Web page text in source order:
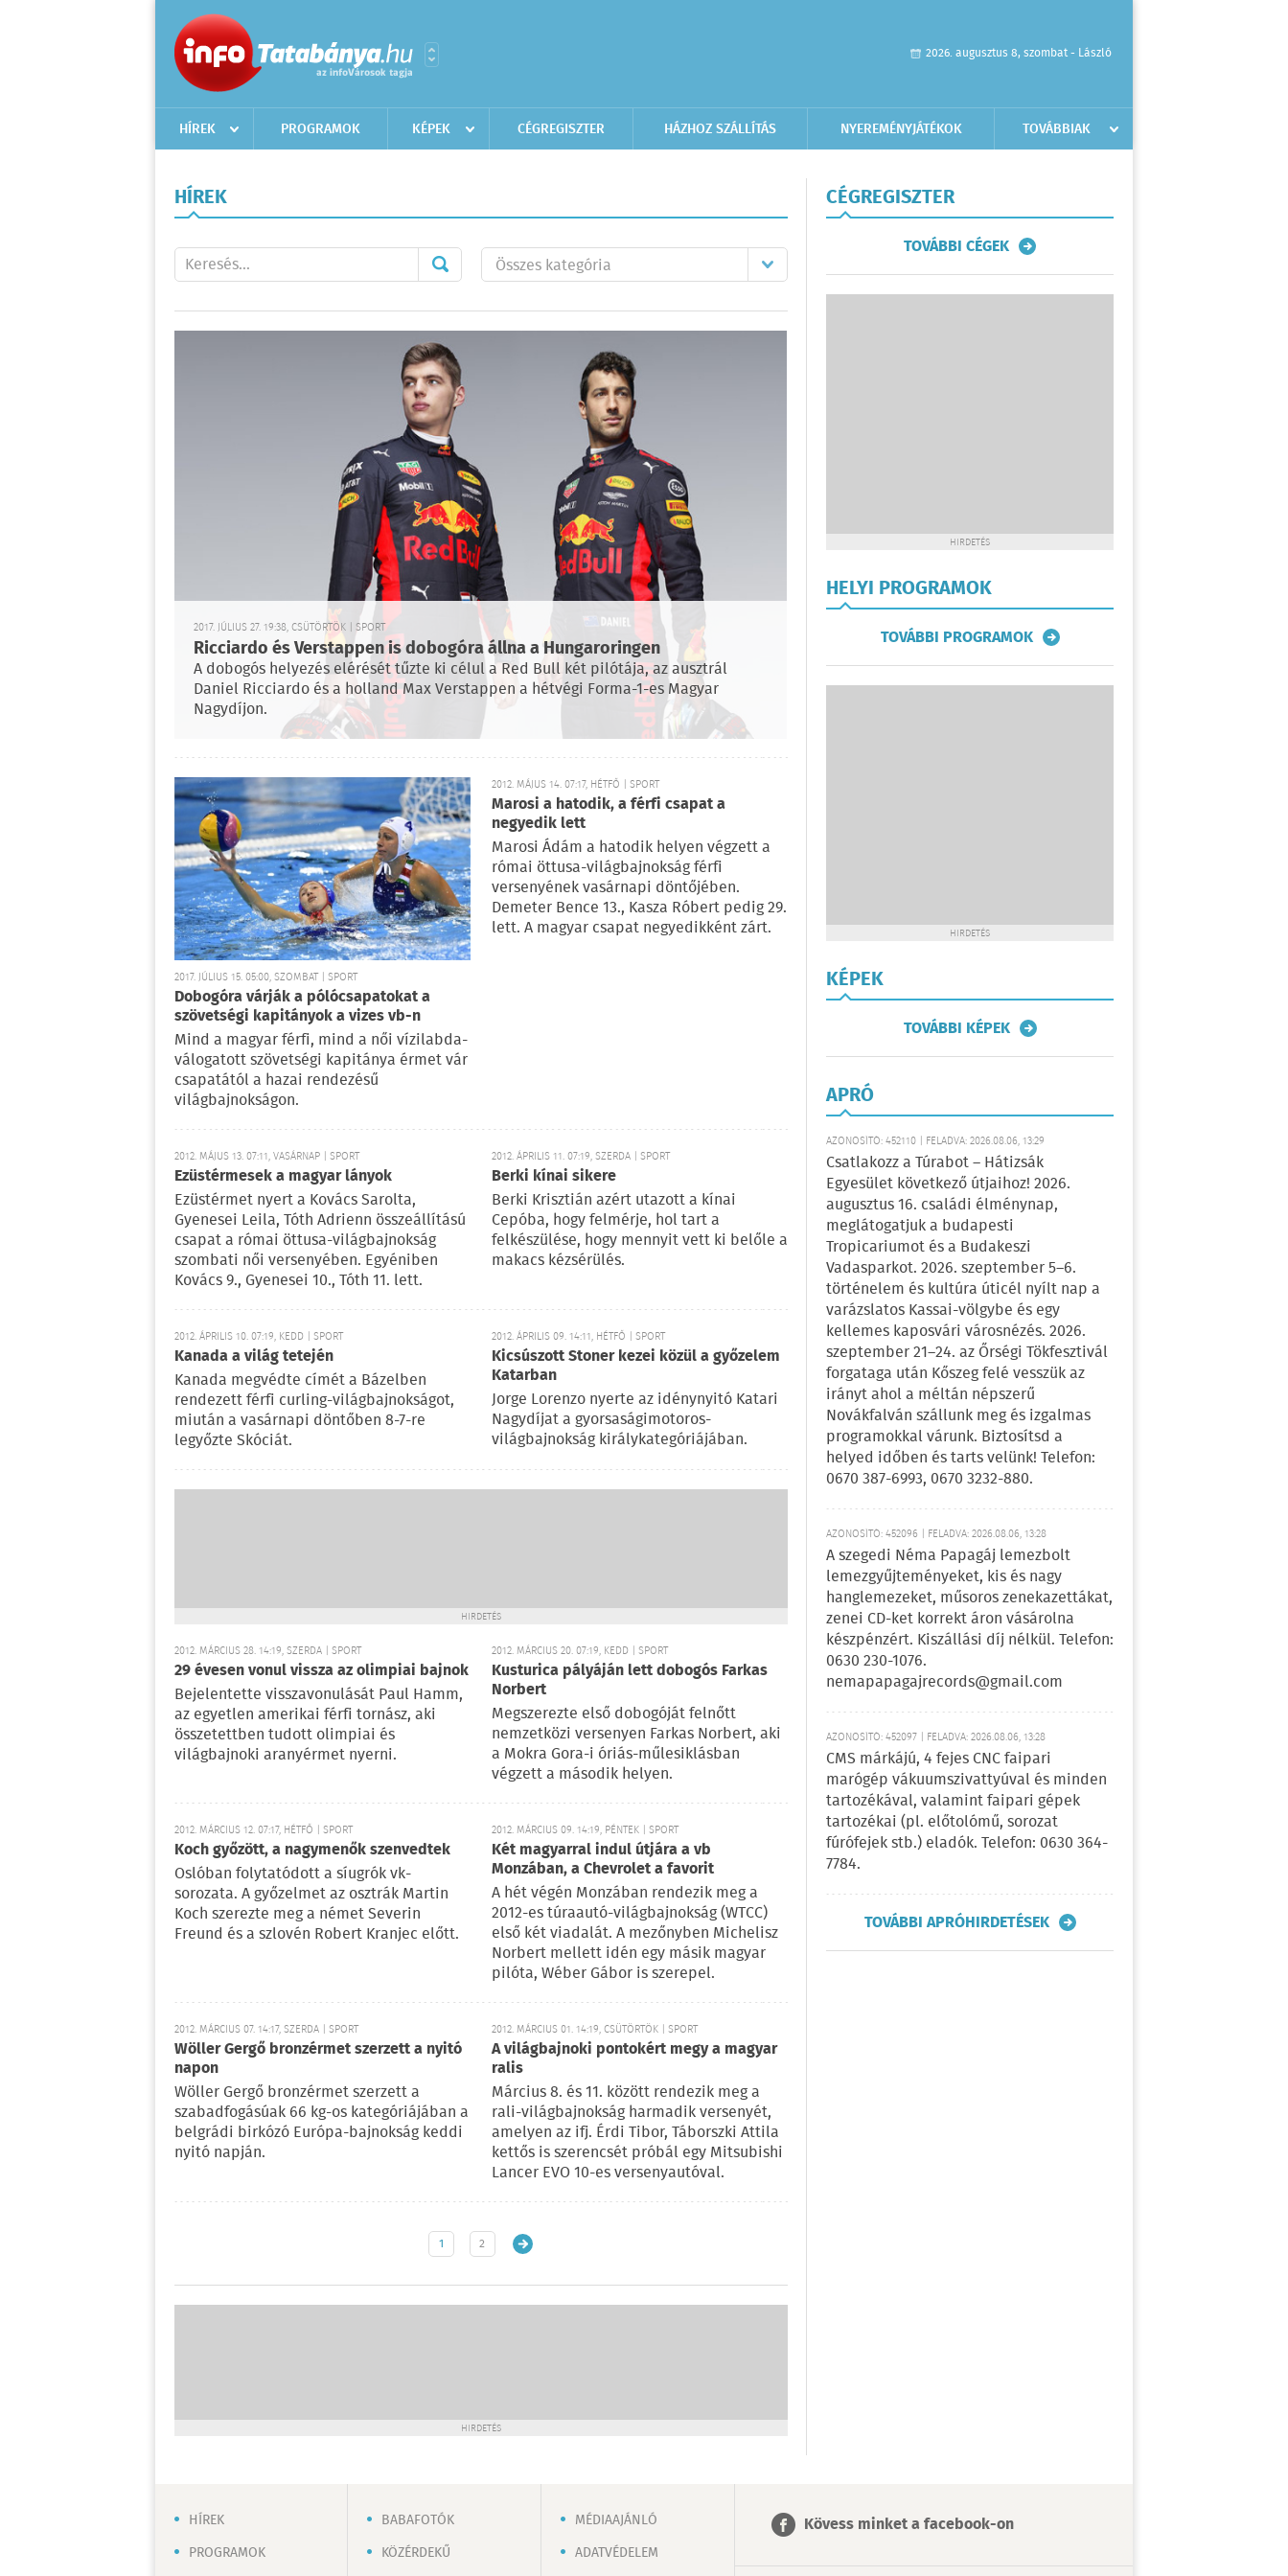
2026. augusztus 8, szombat - László
HÍREK PROGRAMOK KÉPEK CÉGREGISZTER HÁZHOZ SZÁLLÍTÁS NYEREMÉNYJÁTÉKOK TOVÁBBIAK
HÍREK
2017. JÚLIUS 27. 19:38, CSÜTÖRTÖK | SPORT
Ricciardo és Verstappen is dobogóra állna a Hungaroringen
A dobogós helyezés elérését tűzte ki célul a Red Bull két pilótája, az ausztrál
Daniel Ricciardo és a holland Max Verstappen a hétvégi Forma-1-es Magyar
Nagydíjon.
2017. JÚLIUS 15. 05:00, SZOMBAT | SPORT
Dobogóra várják a pólócsapatokat a
szövetségi kapitányok a vizes vb-n
Mind a magyar férfi, mind a női vízilabda-
válogatott szövetségi kapitánya érmet vár
csapatától a hazai rendezésű
világbajnokságon.
2012. MÁJUS 14. 07:17, HÉTFŐ | SPORT
Marosi a hatodik, a férfi csapat a
negyedik lett
Marosi Ádám a hatodik helyen végzett a
római öttusa-világbajnokság férfi
versenyének vasárnapi döntőjében.
Demeter Bence 13., Kasza Róbert pedig 29.
lett. A magyar csapat negyedikként zárt.
2012. MÁJUS 13. 07:11, VASÁRNAP | SPORT
Ezüstérmesek a magyar lányok
Ezüstérmet nyert a Kovács Sarolta,
Gyenesei Leila, Tóth Adrienn összeállítású
csapat a római öttusa-világbajnokság
szombati női versenyében. Egyéniben
Kovács 9., Gyenesei 10., Tóth 11. lett.
2012. ÁPRILIS 11. 07:19, SZERDA | SPORT
Berki kínai sikere
Berki Krisztián azért utazott a kínai
Cepóba, hogy felmérje, hol tart a
felkészülése, hogy mennyit vett ki belőle a
makacs kézsérülés.
2012. ÁPRILIS 10. 07:19, KEDD | SPORT
Kanada a világ tetején
Kanada megvédte címét a Bázelben
rendezett férfi curling-világbajnokságot,
miután a vasárnapi döntőben 8-7-re
legyőzte Skóciát.
2012. ÁPRILIS 09. 14:11, HÉTFŐ | SPORT
Kicsúszott Stoner kezei közül a győzelem
Katarban
Jorge Lorenzo nyerte az idénynyitó Katari
Nagydíjat a gyorsaságimotoros-
világbajnokság királykategóriájában.
HIRDETÉS
2012. MÁRCIUS 28. 14:19, SZERDA | SPORT
29 évesen vonul vissza az olimpiai bajnok
Bejelentette visszavonulását Paul Hamm,
az egyetlen amerikai férfi tornász, aki
összetettben tudott olimpiai és
világbajnoki aranyérmet nyerni.
2012. MÁRCIUS 20. 07:19, KEDD | SPORT
Kusturica pályáján lett dobogós Farkas
Norbert
Megszerezte első dobogóját felnőtt
nemzetközi versenyen Farkas Norbert, aki
a Mokra Gora-i óriás-műlesiklásban
végzett a második helyen.
2012. MÁRCIUS 12. 07:17, HÉTFŐ | SPORT
Koch győzött, a nagymenők szenvedtek
Oslóban folytatódott a síugrók vk-
sorozata. A győzelmet az osztrák Martin
Koch szerezte meg a német Severin
Freund és a szlovén Robert Kranjec előtt.
2012. MÁRCIUS 09. 14:19, PÉNTEK | SPORT
Két magyarral indul útjára a vb
Monzában, a Chevrolet a favorit
A hét végén Monzában rendezik meg a
2012-es túraautó-világbajnokság (WTCC)
első két viadalát. A mezőnyben Michelisz
Norbert mellett idén egy másik magyar
pilóta, Wéber Gábor is szerepel.
2012. MÁRCIUS 07. 14:17, SZERDA | SPORT
Wöller Gergő bronzérmet szerzett a nyitó
napon
Wöller Gergő bronzérmet szerzett a
szabadfogásúak 66 kg-os kategóriájában a
belgrádi birkózó Európa-bajnokság keddi
nyitó napján.
2012. MÁRCIUS 01. 14:19, CSÜTÖRTÖK | SPORT
A világbajnoki pontokért megy a magyar
ralis
Március 8. és 11. között rendezik meg a
rali-világbajnokság harmadik versenyét,
amelyen az ifj. Érdi Tibor, Táborszki Attila
kettős is szerencsét próbál egy Mitsubishi
Lancer EVO 10-es versenyautóval.
1 2
HIRDETÉS
CÉGREGISZTER
TOVÁBBI CÉGEK
HIRDETÉS
HELYI PROGRAMOK
TOVÁBBI PROGRAMOK
HIRDETÉS
KÉPEK
TOVÁBBI KÉPEK
APRÓ
AZONOSÍTÓ: 452110 | FELADVA: 2026.08.06, 13:29
Csatlakozz a Túrabot – Hátizsák
Egyesület következő útjaihoz! 2026.
augusztus 16. családi élménynap,
meglátogatjuk a budapesti
Tropicariumot és a Budakeszi
Vadasparkot. 2026. szeptember 5–6.
történelem és kultúra úticél nyílt nap a
varázslatos Kassai-völgybe és egy
kellemes kaposvári városnézés. 2026.
szeptember 21–24. az Őrségi Tökfesztivál
forgataga után Kőszeg felé vesszük az
irányt ahol a méltán népszerű
Novákfalván szállunk meg és izgalmas
programokkal várunk. Biztosítsd a
helyed időben és tarts velünk! Telefon:
0670 387-6993, 0670 3232-880.
AZONOSÍTÓ: 452096 | FELADVA: 2026.08.06, 13:28
A szegedi Néma Papagáj lemezbolt
lemezgyűjteményeket, kis és nagy
hanglemezeket, műsoros zenekazettákat,
zenei CD-ket korrekt áron vásárolna
készpénzért. Kiszállási díj nélkül. Telefon:
0630 230-1076.
nemapapagajrecords@gmail.com
AZONOSÍTÓ: 452097 | FELADVA: 2026.08.06, 13:28
CMS márkájú, 4 fejes CNC faipari
marógép vákuumszivattyúval és minden
tartozékával, valamint faipari gépek
tartozékai (pl. előtolómű, sorozat
fúrófejek stb.) eladók. Telefon: 0630 364-
7784.
TOVÁBBI APRÓHIRDETÉSEK
HÍREK
PROGRAMOK
BABAFOTÓK
KÖZÉRDEKŰ
MÉDIAAJÁNLÓ
ADATVÉDELEM
Kövess minket a facebook-on